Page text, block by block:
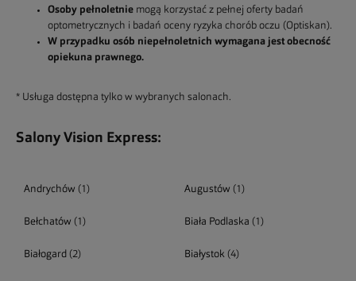
Osoby pełnoletnie mogą korzystać z pełnej oferty badań
optometrycznych i badań oceny ryzyka chorób oczu (Optiskan).
W przypadku osób niepełnoletnich wymagana jest obecność
opiekuna prawnego.
* Usługa dostępna tylko w wybranych salonach.
Salony Vision Express:
Andrychów (1) Augustów (1)
Bełchatów (1) Biała Podlaska (1)
Białogard (2) Białystok(4)